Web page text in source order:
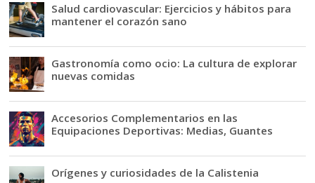
Salud cardiovascular: Ejercicios y hábitos para
mantener el corazón sano
Gastronomía como ocio: La cultura de explorar
nuevas comidas
Accesorios Complementarios en las
Equipaciones Deportivas: Medias, Guantes
Orígenes y curiosidades de la Calistenia